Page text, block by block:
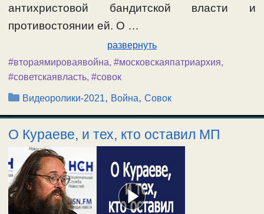
антихристовой бандитской власти и
противостоянии ей. О …
развернуть
#втораямироваявойна, #московскаяпатриархия,
#советскаявласть, #совок
Рубрики
Видеоролики-2021, Война,Совок
О Кураеве, и тех, кто оставил МП